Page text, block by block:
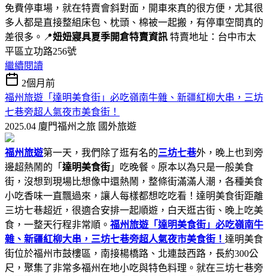
免費停車場，就在特賣會斜對面，開車來真的很方便，尤其很
多人都是直接整組床包、枕頭、棉被一起搬，有停車空間真的
差很多。📍妞妞寢具夏季開倉特賣資訊 特賣地址：台中市太
平區立功路256號
繼續閱讀
2個月前
福州旅遊「達明美食街」必吃嶺南牛雜、新疆紅柳大串，三坊
七巷旁超人氣夜市美食街！
2025.04 廈門福州之旅 國外旅遊
福州旅遊第一天，我們除了逛有名的三坊七巷外，晚上也到旁
邊超熱鬧的「 達明美食街 」吃晚餐。原本以為只是一般美食
街，沒想到現場比想像中還熱鬧，整條街滿滿人潮，各種美食
小吃香味一直飄過來，讓人每樣都想吃吃看！達明美食街距離
三坊七巷超近，很適合安排一起順遊，白天逛古街、晚上吃美
食，一整天行程非常順。 福州旅遊「達明美食街」必吃嶺南牛
雜、新疆紅柳大串，三坊七巷旁超人氣夜市美食街！ 達明美食
街位於福州市鼓樓區，南接楊橋路、北連鼓西路，長約300公
尺，聚集了非常多福州在地小吃與特色料理。就在三坊七巷旁